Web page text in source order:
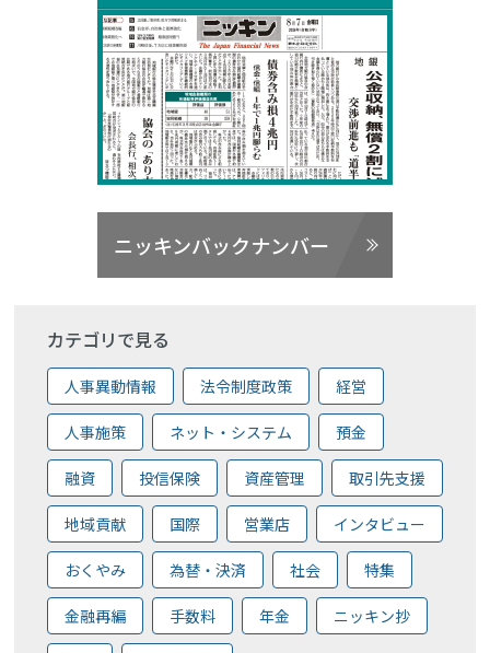
ニッキンバックナンバー
カテゴリで見る
人事異動情報 法令制度政策 経営
人事施策 ネット・システム 預金
融資 投信保険 資産管理 取引先支援
地域貢献 国際 営業店 インタビュー
おくやみ 為替・決済 社会 特集
金融再編 手数料 年金 ニッキン抄